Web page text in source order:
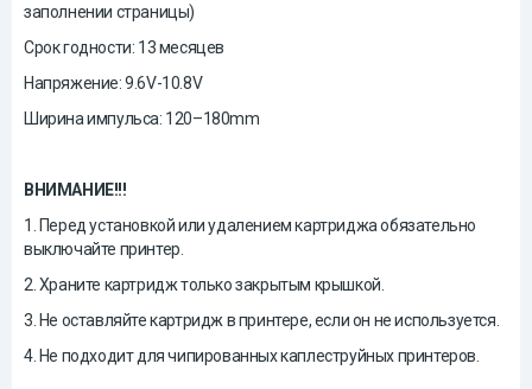
заполнении страницы)
Срок годности: 13 месяцев
Напряжение: 9.6V-10.8V
Ширина импульса: 120–180mm
ВНИМАНИЕ!!!
1. Перед установкой или удалением картриджа обязательно
выключайте принтер.
2. Храните картридж только закрытым крышкой.
3. Не оставляйте картридж в принтере, если он не используется.
4. Не подходит для чипированных каплеструйных принтеров.